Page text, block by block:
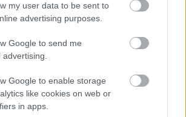
my user data to be sent to
advertising purposes.
Google to send me
Google to enable storage
like cookies on web or
in apps.
EU legerősebb és leggyorsabban
a költségvetést,